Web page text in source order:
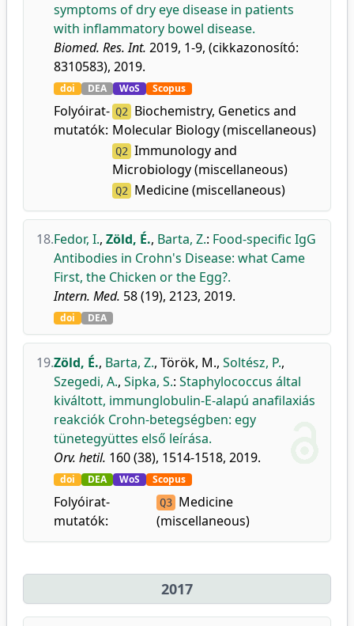
symptoms of dry eye disease in patients
with inflammatory bowel disease.
Biomed. Res. Int. 2019, 1-9, (cikkazonosító:
8310583), 2019.
doi DEA WoS Scopus
Folyóirat-
mutatók:
Q2 Biochemistry, Genetics and
Molecular Biology (miscellaneous)
Q2 Immunology and
Microbiology (miscellaneous)
Q2 Medicine (miscellaneous)
18.Fedor, I., Zöld, É., Barta, Z.: Food-specific IgG
Antibodies in Crohn's Disease: what Came
First, the Chicken or the Egg?.
Intern. Med. 58 (19), 2123, 2019.
doi DEA
19.Zöld, É., Barta, Z., Török, M., Soltész, P.,
Szegedi, A., Sipka, S.: Staphylococcus által
kiváltott, immunglobulin-E-alapú anafilaxiás
reakciók Crohn-betegségben: egy
tünetegyüttes első leírása.
Orv. hetil. 160 (38), 1514-1518, 2019.
doi DEA WoS Scopus
Folyóirat-
mutatók:
Q3 Medicine
(miscellaneous)
2017